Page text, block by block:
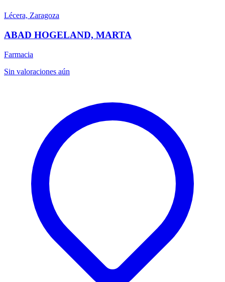
Lécera, Zaragoza
ABAD HOGELAND, MARTA
Farmacia
Sin valoraciones aún